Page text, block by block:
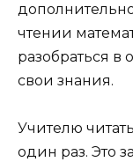
чтении
разобраться в
свои знания.
Учителю
один раз. Это